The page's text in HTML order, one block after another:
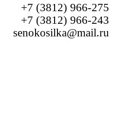
+7 (3812) 966-275
+7 (3812) 966-243
senokosilka@mail.ru